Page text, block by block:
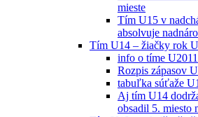
mieste
Tím U15 v
absolvuje
Tím U14 – žiačky rok
info o tíme U2011
Rozpis zápasov
tabuľka súťaže
Aj tím U14
obsadil 5. miesto